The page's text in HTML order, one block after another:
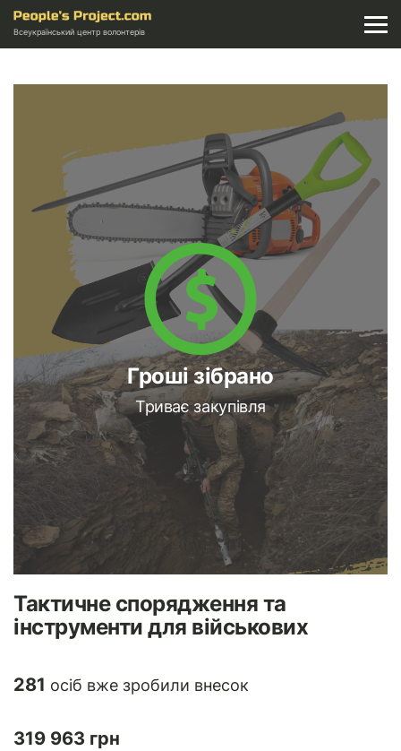
Всеукраїнський центр волонтерів
Гроші зібрано
Триває закупівля
Тактичне спорядження та
інструменти для військових
281 осіб вже зробили внесок
319 963 грн